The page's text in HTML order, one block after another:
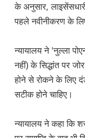
के अनुसार,
पहले नवीनीकरण के
न्यायालय ने 'नुल्ला
नहीं) के सिद्धांत पर
होने से रोकने के लिए
सटीक होने चाहिए।
न्यायालय ने कहा कि